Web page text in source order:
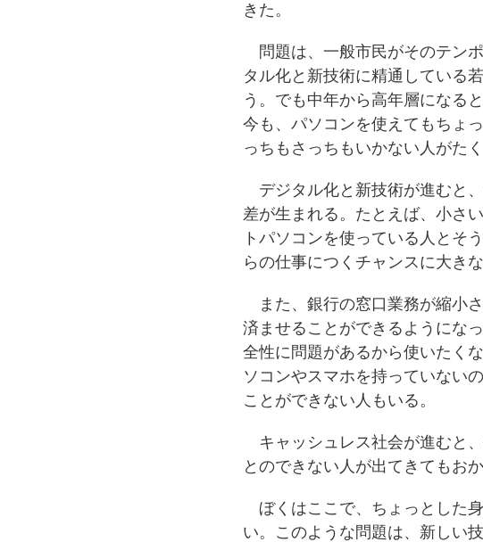
きた。
問題は、一般市民がそのテン
タル化と新技術に精通している
う。でも中年から高年層になる
今も、パソコンを使えてもちょ
っちもさっちもいかない人がたく
デジタル化と新技術が進むと
差が生まれる。たとえば、小さ
トパソコンを使っている人とそ
らの仕事につくチャンスに大き
また、銀行の窓口業務が縮小
済ませることができるようにな
全性に問題があるから使いたく
ソコンやスマホを持っていない
ことができない人もいる。
キャッシュレス社会が進むと
とのできない人が出てきてもおか
ぼくはここで、ちょっとした
い。このような問題は、新しい